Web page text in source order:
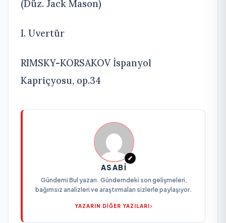
(Düz. Jack Mason)
I. Uvertür
RIMSKY-KORSAKOV İspanyol
Kapriçyosu, op.34
ASABI
Gündemi Bul yazarı. Gündemdeki son gelişmeleri,
bağımsız analizleri ve araştırmaları sizlerle paylaşıyor.
YAZARIN DİĞER YAZILARI